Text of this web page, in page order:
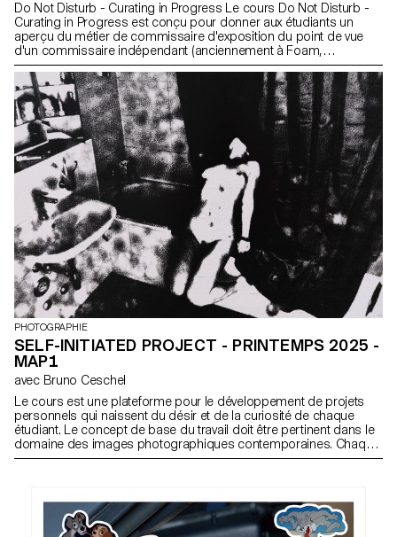
Do Not Disturb - Curating in Progress Le cours Do Not Disturb -
Curating in Progress est conçu pour donner aux étudiants un
aperçu du métier de commissaire d'exposition du point de vue
d'un commissaire indépendant (anciennement à Foam,
Amsterdam 2011-2021). Le cours enseigne à aborder les
questions historiques, théoriques et pratiques de la conservation
d'une exposition de photographie, avec des questions
concernant le désir désespéré de l'humanité d'exposer des
objets, l'exposition de photographie à l'ère numérique, le mélange
de la photographie avec d'autres disciplines dans un espace
physique, Imaging the Anthropocene et Photography in Times of
Radical Change (imagerie de l'Anthropocène et photographie en
période de changement radical). Les étudiants ont été invités à
créer une exposition de groupe avec une maquette physique et
une exposition solo en ligne avec leur propre travail.
PHOTOGRAPHIE
SELF-INITIATED PROJECT - PRINTEMPS 2025 -
MAP1
avec Bruno Ceschel
Le cours est une plateforme pour le développement de projets
personnels qui naissent du désir et de la curiosité de chaque
étudiant. Le concept de base du travail doit être pertinent dans le
domaine des images photographiques contemporaines. Chaque
projet peut prendre une forme différente en fonction des
l'image de synthèse, les discussions de groupe permettront
d'articuler une vision plurielle des applications de la photographie
aujourd'hui.